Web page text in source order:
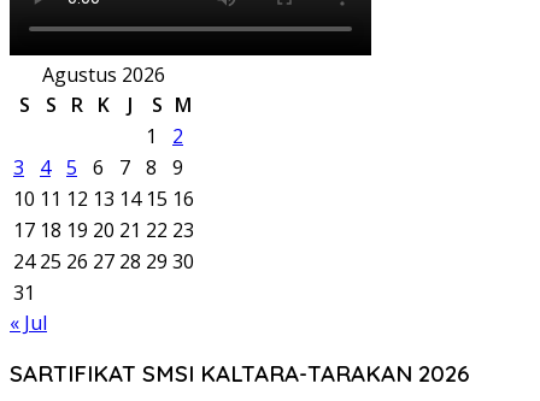
Agustus 2026
S
S R K J S M
1
2
3
4 5 6 7 8
9
10 11 12 13 14 15 16
17 18 19 20 21 22 23
24 25 26 27 28 29 30
31
« Jul
SARTIFIKAT SMSI KALTARA-TARAKAN 2026